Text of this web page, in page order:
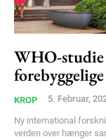
WHO-
KROP 5. Februar,
Ny international
verden over hænger